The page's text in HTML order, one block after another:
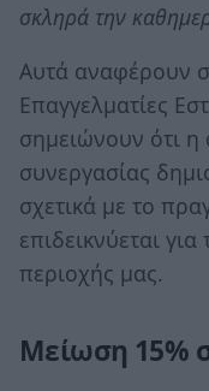
σκληρά την
Αυτά αναφέρουν
Επαγγελματίες
σημειώνουν ότι η
συνεργασίας
σχετικά με το
επιδεικνύεται
περιοχής μας.
Μείωση 15%